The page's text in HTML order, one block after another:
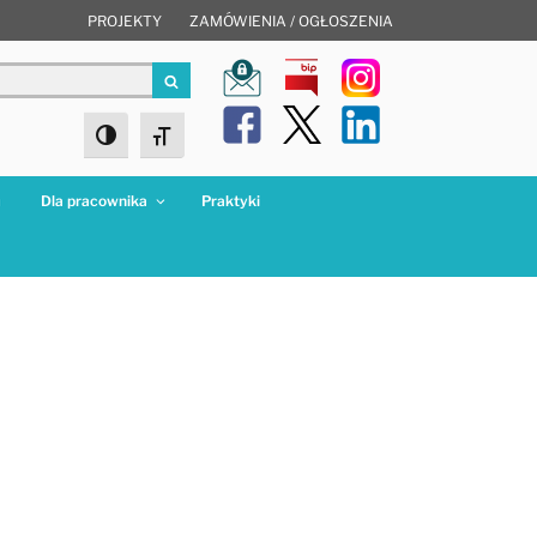
PROJEKTY ZAMÓWIENIA / OGŁOSZENIA
Szukaj
Toggle High Contrast
Toggle Font size
Dla pracownika Praktyki